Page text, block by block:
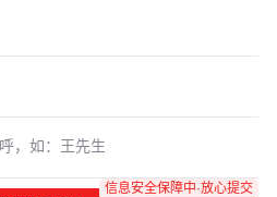
信息安全保障中·放心提交